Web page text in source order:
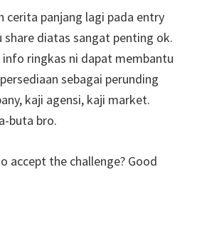
cerita panjang lagi pada entry
share diatas sangat penting ok.
info ringkas ni dapat membantu
sebagai perunding
kaji agensi, kaji market.
buta bro.
accept the challenge? Good